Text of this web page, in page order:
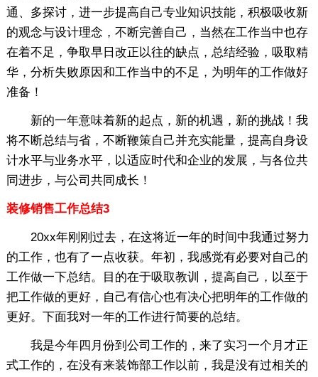
通、多探讨，进一步提高自己专业知识技能，积极吸收新
的观念与设计理念，不断完善自己，当然在工作当中也存
在着不足，争取早日改正以往的缺点，总结经验，吸取精
华，分析失败原因和工作当中的不足，为明年的工作做好
准备！
新的一年意味着新的起点，新的机遇，新的挑战！我
将不断总结与省，不断鞭策自己并充实能量，提高自身设
计水平与业务水平，以适应时代和企业的发展，与各位共
同进步，与公司共同成长！
装修销售工作总结3
20xx年刚刚过去，在这将近一年的时间中我通过努力
的工作，也有了一点收获。年初，我感觉有必要对自己的
工作做一下总结。目的在于吸取教训，提高自己，以至于
把工作做的更好，自己有信心也有决心把明年的工作做的
更好。下面我对一年的工作进行简要的总结。
我是今年四月份到公司工作的，来了实习一个月才正
式工作的，在没有来装饰部工作以前，我是没有过相关的